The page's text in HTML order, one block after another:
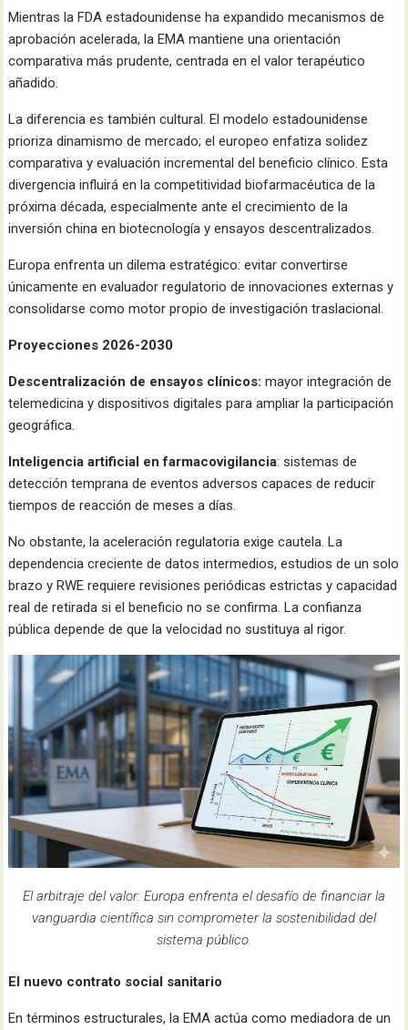
Mientras la FDA estadounidense ha expandido mecanismos de
aprobación acelerada, la EMA mantiene una orientación
comparativa más prudente, centrada en el valor terapéutico
añadido.
La diferencia es también cultural. El modelo estadounidense
prioriza dinamismo de mercado; el europeo enfatiza solidez
comparativa y evaluación incremental del beneficio clínico. Esta
divergencia influirá en la competitividad biofarmacéutica de la
próxima década, especialmente ante el crecimiento de la
inversión china en biotecnología y ensayos descentralizados.
Europa enfrenta un dilema estratégico: evitar convertirse
únicamente en evaluador regulatorio de innovaciones externas y
consolidarse como motor propio de investigación traslacional.
Proyecciones 2026-2030
Descentralización de ensayos clínicos: mayor integración de
telemedicina y dispositivos digitales para ampliar la participación
geográfica.
Inteligencia artificial en farmacovigilancia: sistemas de
detección temprana de eventos adversos capaces de reducir
tiempos de reacción de meses a días.
No obstante, la aceleración regulatoria exige cautela. La
dependencia creciente de datos intermedios, estudios de un solo
brazo y RWE requiere revisiones periódicas estrictas y capacidad
real de retirada si el beneficio no se confirma. La confianza
pública depende de que la velocidad no sustituya al rigor.
El arbitraje del valor: Europa enfrenta el desafío de financiar la
vanguardia científica sin comprometer la sostenibilidad del
sistema público.
El nuevo contrato social sanitario
En términos estructurales, la EMA actúa como mediadora de un